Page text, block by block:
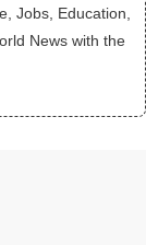
Jobs, Education,
News with the